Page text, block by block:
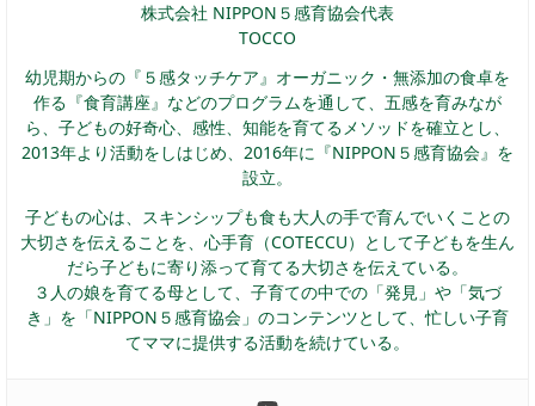
株式会社 NIPPON５感育協会代表
TOCCO
幼児期からの『５感タッチケア』オーガニック・無添加の食卓を
作る『食育講座』などのプログラムを通して、五感を育みなが
ら、子どもの好奇心、感性、知能を育てるメソッドを確立とし、
2013年より活動をしはじめ、2016年に『NIPPON５感育協会』を
設立。
子どもの心は、スキンシップも食も大人の手で育んでいくことの
大切さを伝えることを、心手育（COTECCU）として子どもを生ん
だら子どもに寄り添って育てる大切さを伝えている。
３人の娘を育てる母として、子育ての中での「発見」や「気づ
き」を「NIPPON５感育協会」のコンテンツとして、忙しい子育
てママに提供する活動を続けている。